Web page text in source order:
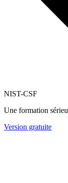
NIST-CSF
Une formation
Version gratuite